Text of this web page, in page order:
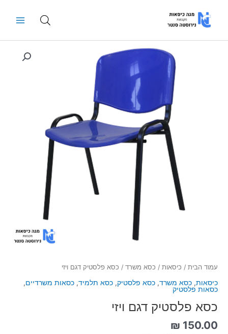
Menu
עמוד הבית / כיסאות / כסא משרד / כסא פלסטיק דגם ויזי
כיסאות, כסא משרד, כסא פלסטיק, כסא תלמיד, כסאות משרדיים,
כסאות פלסטיק
כסא פלסטיק דגם ויזי
₪ 150.00